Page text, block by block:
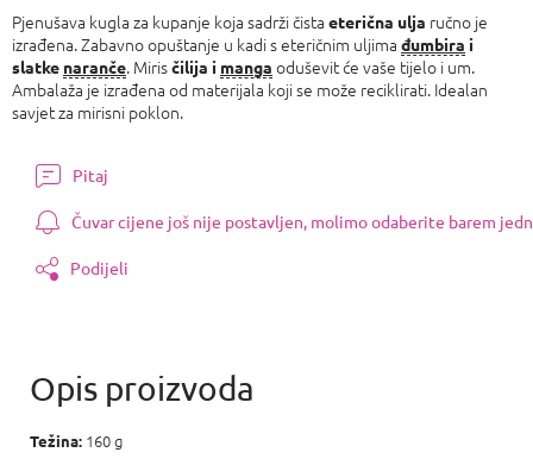
Pjenušava kugla za kupanje koja sadrži čista eterična ulja ručno je
izrađena. Zabavno opuštanje u kadi s eteričnim uljima đumbira i
slatke naranče. Mirisčilija i manga oduševit će vaše tijelo i um.
Ambalaža je izrađena od materijala koji se može reciklirati. Idealan
savjet za mirisni poklon.
Pitaj
Čuvar cijene još nije postavljen, molimo odaberite barem
Podijeli
Težina: 160 g